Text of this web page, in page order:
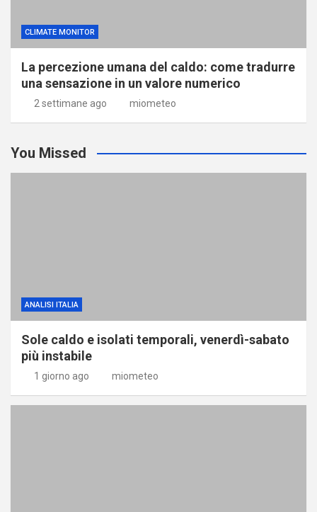
CLIMATE MONITOR
La percezione umana del caldo: come tradurre
una sensazione in un valore numerico
2 settimane ago miometeo
You Missed
ANALISI ITALIA
Sole caldo e isolati temporali, venerdì-sabato
più instabile
1 giorno ago miometeo